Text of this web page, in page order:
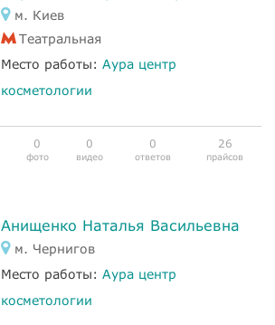
м. Киев
Театральная
Место работы: Аура центр
косметологии
0
фото
0
видео
0
ответов
26
прайсов
Анищенко Наталья Васильевна
м. Чернигов
Место работы: Аура центр
косметологии